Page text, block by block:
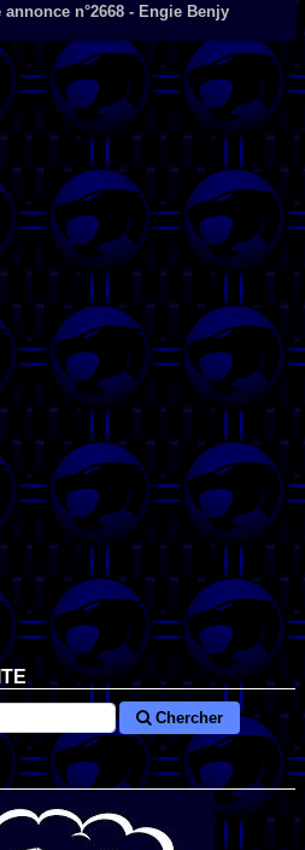
n°2668 - Engie Benjy
Chercher